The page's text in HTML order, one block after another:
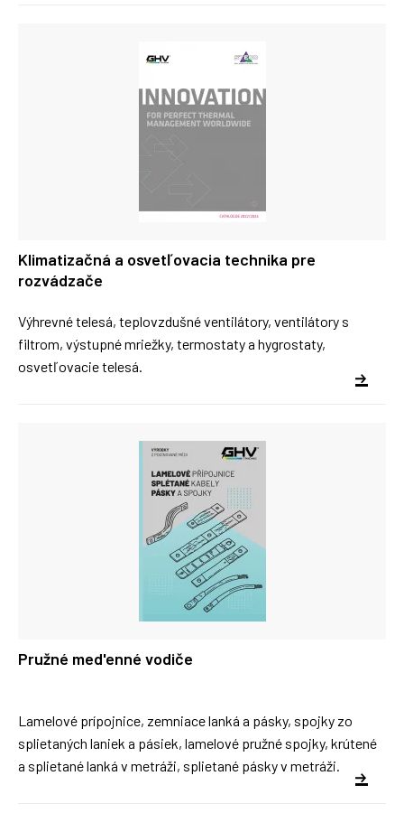
Klimatizačná a osvetľovacia technika pre
rozvádzače
Výhrevné telesá, teplovzdušné ventilátory, ventilátory s
filtrom, výstupné mriežky, termostaty a hygrostaty,
osvetľovacie telesá.
Pružné med'enné vodiče
Lamelové prípojnice, zemniace lanká a pásky, spojky zo
splietaných laniek a pásiek, lamelové pružné spojky, krútené
a splietané lanká v metráži, splietané pásky v metráži.